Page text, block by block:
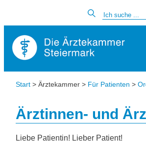
Start > Ärztekammer > Für Patienten >
Ärztinnen- und
Liebe Patientin! Lieber Patient!